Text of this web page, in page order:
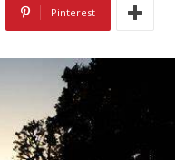
Pinterest